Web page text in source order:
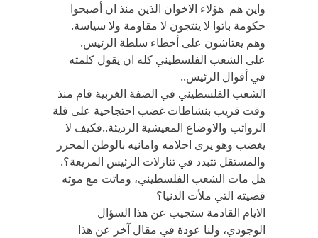
واين هم هؤلاء الاخوان الذين منذ ان أصبحوا
حكومة باتوا لا ينتجون لا مقاومة ولا سياسة.
وهم يعتاشون على أخطاء سلطة الرئيس.
على الشعب الفلسطيني كله ان يقول كلمته
في أقوال الرئيس..
الشعب الفلسطيني في الضفة الغربية قام منذ
وقت قريب بنشاطات غضب احتجاحية على قلة
الرواتب والاوضاع المعيشية الرديئة..فكيف لا
يغضب وهو يرى احلامه وامانيه بالوطن المحرر
والمستقل تتبدد في تنازلات الرئيس المريعة؟.
هل مات الشعب الفلسطيني، وماتت مع موته
قضيته التي ملأت الدنيا؟
الايام القادمة ستجيب عن هذا السؤال
الوجودي، ولنا عودة في مقال آخر عن هذا